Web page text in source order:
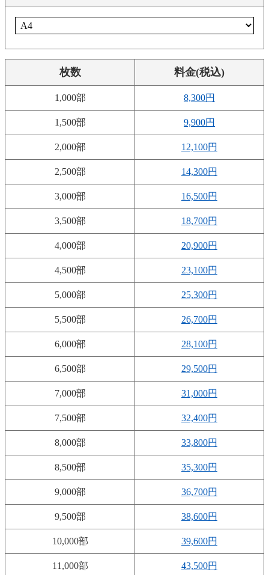
枚数 料金(税込)
1,000部 8,300円
1,500部 9,900円
2,000部 12,100円
2,500部 14,300円
3,000部 16,500円
3,500部 18,700円
4,000部 20,900円
4,500部 23,100円
5,000部 25,300円
5,500部 26,700円
6,000部 28,100円
6,500部 29,500円
7,000部 31,000円
7,500部 32,400円
8,000部 33,800円
8,500部 35,300円
9,000部 36,700円
9,500部 38,600円
10,000部 39,600円
11,000部 43,500円